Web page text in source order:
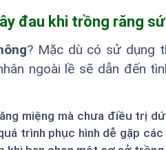
đau khi trồng răng sứ
? Mặc dù có sử dụng
ngoài lề sẽ dẫn đến
miệng mà chưa điều trị
trình phục hình dễ gặp